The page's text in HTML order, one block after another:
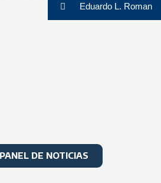
DE NOTICIAS
Eduardo L. Roman